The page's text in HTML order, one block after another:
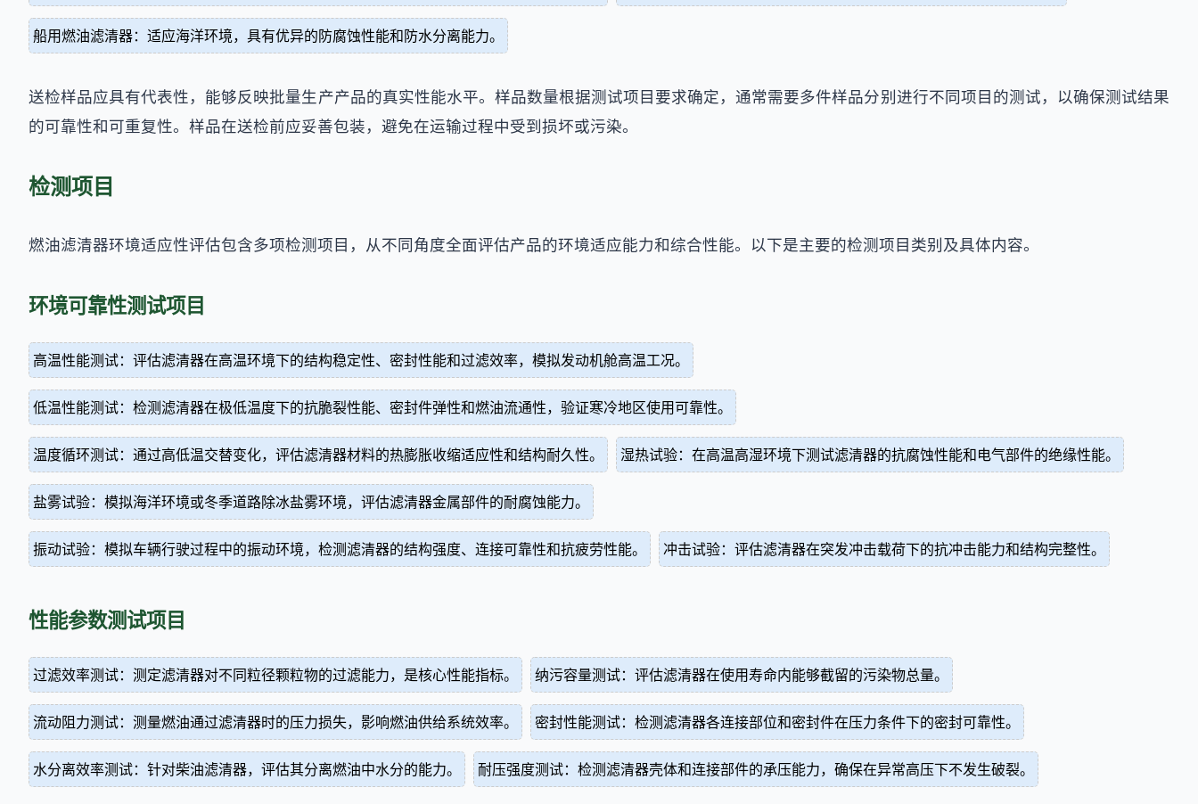
船用燃油滤清器：适应海洋环境，具有优异的防腐蚀性能和防水分离能力。
送检样品应具有代表性，能够反映批量生产产品的真实性能水平。样品数量根据测试项目要求确定，通常需要多件样品分别进行不同项目的测试，以确保测试结果
的可靠性和可重复性。样品在送检前应妥善包装，避免在运输过程中受到损坏或污染。
检测项目
燃油滤清器环境适应性评估包含多项检测项目，从不同角度全面评估产品的环境适应能力和综合性能。以下是主要的检测项目类别及具体内容。
环境可靠性测试项目
高温性能测试：评估滤清器在高温环境下的结构稳定性、密封性能和过滤效率，模拟发动机舱高温工况。
低温性能测试：检测滤清器在极低温度下的抗脆裂性能、密封件弹性和燃油流通性，验证寒冷地区使用可靠性。
温度循环测试：通过高低温交替变化，评估滤清器材料的热膨胀收缩适应性和结构耐久性。 湿热试验：在高温高湿环境下测试滤清器的抗腐蚀性能和电气部件的绝缘性能。
盐雾试验：模拟海洋环境或冬季道路除冰盐雾环境，评估滤清器金属部件的耐腐蚀能力。
振动试验：模拟车辆行驶过程中的振动环境，检测滤清器的结构强度、连接可靠性和抗疲劳性能。 冲击试验：评估滤清器在突发冲击载荷下的抗冲击能力和结构完整性。
性能参数测试项目
过滤效率测试：测定滤清器对不同粒径颗粒物的过滤能力，是核心性能指标。 纳污容量测试：评估滤清器在使用寿命内能够截留的污染物总量。
流动阻力测试：测量燃油通过滤清器时的压力损失，影响燃油供给系统效率。 密封性能测试：检测滤清器各连接部位和密封件在压力条件下的密封可靠性。
水分离效率测试：针对柴油滤清器，评估其分离燃油中水分的能力。 耐压强度测试：检测滤清器壳体和连接部件的承压能力，确保在异常高压下不发生破裂。